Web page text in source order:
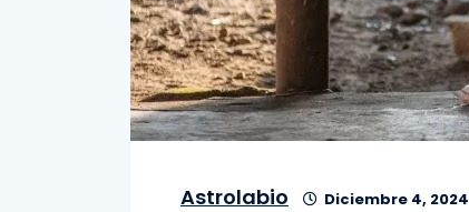
Astrolabio Diciembre 4, 2024